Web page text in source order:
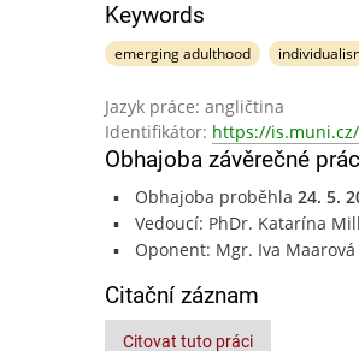
Keywords
emerging adulthood
Jazyk práce: angličtina
Identifikátor: https://
Obhajoba závěrečné
Obhajoba proběhla 24. 5.
Vedoucí: PhDr. Katarína
Oponent: Mgr. Iva Maarová
Citační záznam
Citovat tuto práci